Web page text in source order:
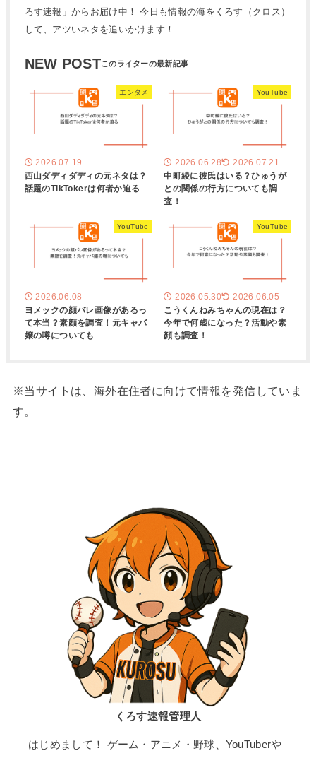
ろす速報」からお届け中！ 今日も情報の海をくろす（クロス）
して、アツいネタを追いかけます！
NEW POST
エンタメ
2026.07.19
西山ダディダディの元ネタは？
話題のTikTokerは何者か迫る
YouTube
2026.06.28 2026.07.21
中町綾に彼氏はいる？ひゅうが
との関係の行方についても調
査！
YouTube
2026.06.08
ヨメックの顔バレ画像があるっ
て本当？素顔を調査！元キャバ
嬢の噂についても
YouTube
2026.05.30 2026.06.05
こうくんねみちゃんの現在は？
今年で何歳になった？活動や素
顔も調査！
※当サイトは、海外在住者に向けて情報を発信していま
す。
くろす速報管理人
はじめまして！ ゲーム・アニメ・野球、YouTuberや